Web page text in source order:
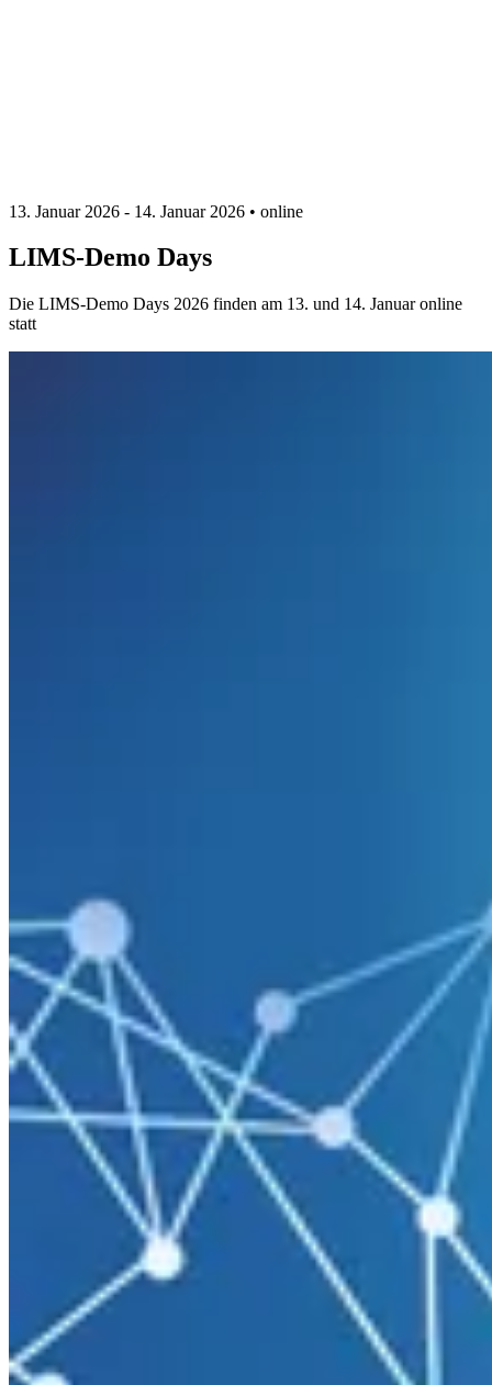
13. Januar 2026 - 14. Januar 2026 • online
LIMS-Demo Days
Die LIMS-Demo Days 2026 finden am 13. und 14. Januar online
statt